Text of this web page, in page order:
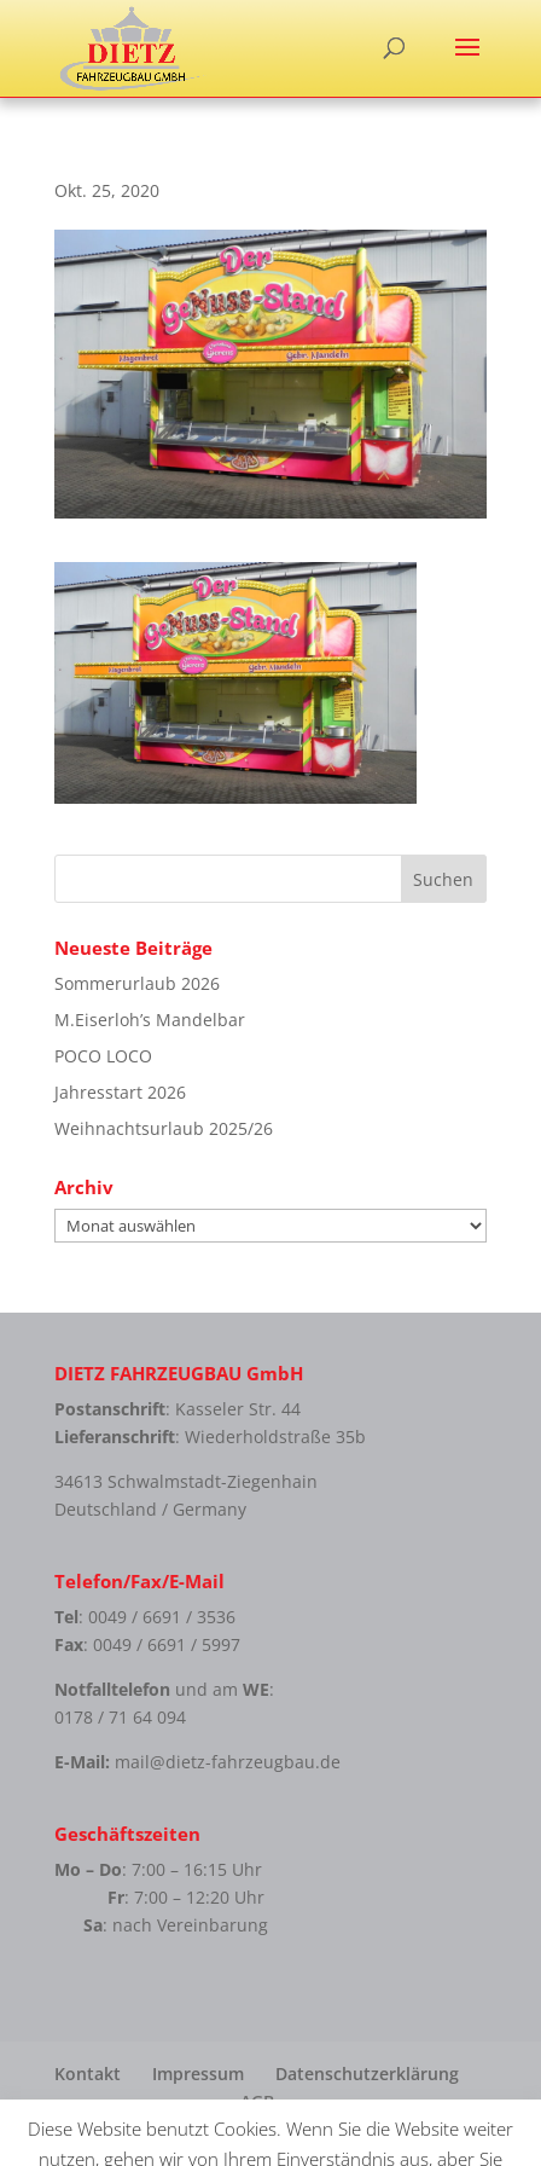
Okt. 25, 2020
Neueste Beiträge
Sommerurlaub 2026
M.Eiserloh’s Mandelbar
POCO LOCO
Jahresstart 2026
Weihnachtsurlaub 2025/26
Archiv
Archiv
DIETZ FAHRZEUGBAU GmbH
Postanschrift: Kasseler Str. 44
Lieferanschrift: Wiederholdstraße 35b
34613 Schwalmstadt-Ziegenhain
Deutschland / Germany
Telefon/Fax/E-Mail
Tel: 0049 / 6691 / 3536
Fax: 0049 / 6691 / 5997
Notfalltelefon und am WE:
0178 / 71 64 094
E-Mail: mail@dietz-fahrzeugbau.de
Geschäftszeiten
Mo – Do: 7:00 – 16:15 Uhr
Fr: 7:00 – 12:20 Uhr
Sa: nach Vereinbarung
Kontakt Impressum
Datenschutzerklärung
AGB
Diese Website benutzt Cookies. Wenn Sie die Website weiter
nutzen, gehen wir von Ihrem Einverständnis aus, aber Sie